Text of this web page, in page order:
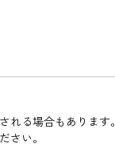
る場合もあります。
さい。